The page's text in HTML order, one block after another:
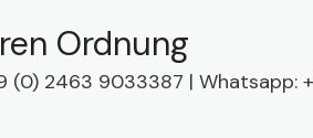
Ordnung
2463 9033387 | Whatsapp: